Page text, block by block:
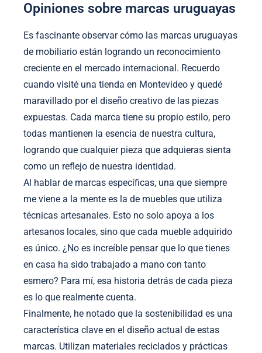
Opiniones sobre marcas uruguayas
Es fascinante observar cómo las marcas uruguayas
de mobiliario están logrando un reconocimiento
creciente en el mercado internacional. Recuerdo
cuando visité una tienda en Montevideo y quedé
maravillado por el diseño creativo de las piezas
expuestas. Cada marca tiene su propio estilo, pero
todas mantienen la esencia de nuestra cultura,
logrando que cualquier pieza que adquieras sienta
como un reflejo de nuestra identidad.
Al hablar de marcas específicas, una que siempre
me viene a la mente es la de muebles que utiliza
técnicas artesanales. Esto no solo apoya a los
artesanos locales, sino que cada mueble adquirido
es único. ¿No es increíble pensar que lo que tienes
en casa ha sido trabajado a mano con tanto
esmero? Para mí, esa historia detrás de cada pieza
es lo que realmente cuenta.
Finalmente, he notado que la sostenibilidad es una
característica clave en el diseño actual de estas
marcas. Utilizan materiales reciclados y prácticas